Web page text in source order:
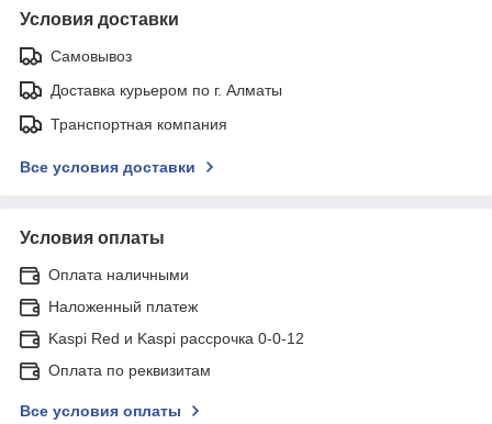
Условия доставки
Самовывоз
Доставка курьером по г. Алматы
Транспортная компания
Все условия доставки
Условия оплаты
Оплата наличными
Наложенный платеж
Kaspi Red и Kaspi рассрочка 0-0-12
Оплата по реквизитам
Все условия оплаты